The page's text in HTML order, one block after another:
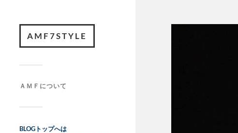
AMF7STYLE
ＡＭＦについて
BLOGトップへは